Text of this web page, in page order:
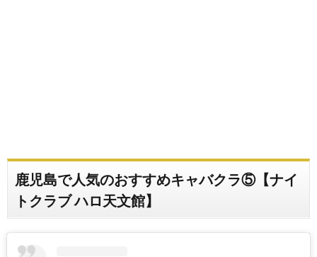
鹿児島で人気のおすすめキャバクラ⑤【ナイ
トクラブ ハロ天文館】